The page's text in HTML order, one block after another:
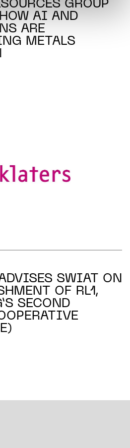
personnelles. GROUP
AI AND
ARE
METALS
SWIAT ON
OF RL1,
SECOND